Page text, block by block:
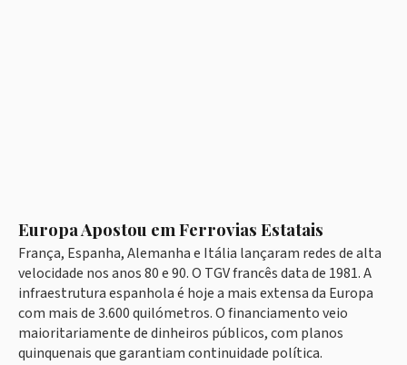
Europa Apostou em Ferrovias Estatais
França, Espanha, Alemanha e Itália lançaram redes de alta
velocidade nos anos 80 e 90. O TGV francês data de 1981. A
infraestrutura espanhola é hoje a mais extensa da Europa
com mais de 3.600 quilómetros. O financiamento veio
maioritariamente de dinheiros públicos, com planos
quinquenais que garantiam continuidade política.